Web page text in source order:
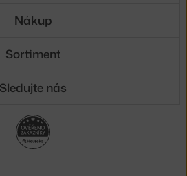
Nákup
Sortiment
Sledujte nás